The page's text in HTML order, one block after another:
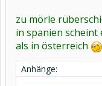
zu mörle
in spanien scheint
als in österreich
Anhänge: